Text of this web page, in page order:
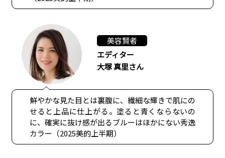
美容賢者
エディター
大塚 真里さん
鮮やかな見た目とは裏腹に、繊細な輝きで肌にの
せると上品に仕上がる。塗ると青くならないの
に、確実に抜け感が出るブルーはほかにない秀逸
カラー（2025美的上半期）